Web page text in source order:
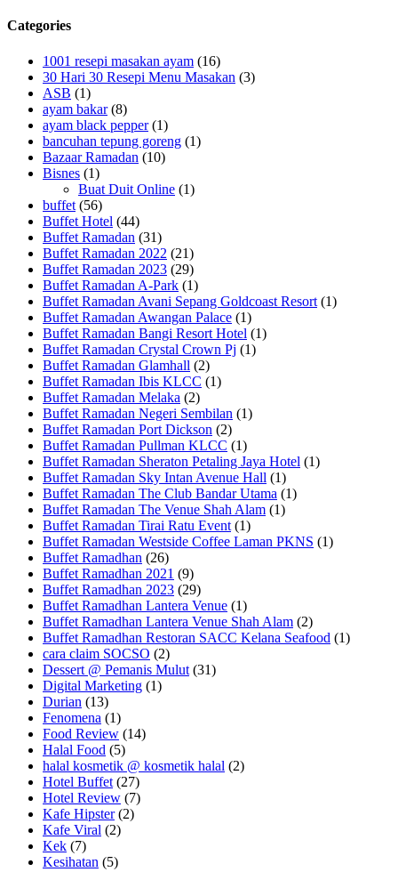
Categories
1001 resepi masakan ayam (16)
30 Hari 30 Resepi Menu Masakan (3)
ASB (1)
ayam bakar(8)
ayam black pepper(1)
bancuhan tepung goreng (1)
Bazaar Ramadan (10)
Bisnes (1)
Buat Duit Online (1)
buffet (56)
Buffet Hotel (44)
Buffet Ramadan (31)
Buffet Ramadan 2022 (21)
Buffet Ramadan 2023 (29)
Buffet Ramadan A-Park (1)
Buffet Ramadan Avani Sepang Goldcoast Resort (1)
Buffet Ramadan Awangan Palace (1)
Buffet Ramadan Bangi Resort Hotel (1)
Buffet Ramadan Crystal Crown Pj (1)
Buffet Ramadan Glamhall (2)
Buffet Ramadan Ibis KLCC (1)
Buffet Ramadan Melaka (2)
Buffet Ramadan Negeri Sembilan (1)
Buffet Ramadan Port Dickson (2)
Buffet Ramadan Pullman KLCC (1)
Buffet Ramadan Sheraton Petaling Jaya Hotel (1)
Buffet Ramadan Sky Intan Avenue Hall (1)
Buffet Ramadan The Club Bandar Utama (1)
Buffet Ramadan The Venue Shah Alam (1)
Buffet Ramadan Tirai Ratu Event (1)
Buffet Ramadan Westside Coffee Laman PKNS (1)
Buffet Ramadhan (26)
Buffet Ramadhan 2021 (9)
Buffet Ramadhan 2023 (29)
Buffet Ramadhan Lantera Venue (1)
Buffet Ramadhan Lantera Venue Shah Alam (2)
Buffet Ramadhan Restoran SACC Kelana Seafood (1)
cara claim SOCSO (2)
Dessert @ Pemanis Mulut (31)
Digital Marketing (1)
Durian (13)
Fenomena (1)
Food Review (14)
Halal Food (5)
halal kosmetik @ kosmetik halal (2)
Hotel Buffet (27)
Hotel Review (7)
Kafe Hipster(2)
Kafe Viral (2)
Kek (7)
Kesihatan (5)